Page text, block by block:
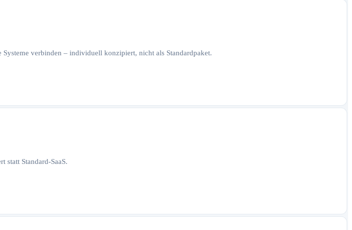
verbinden – individuell konzipiert, nicht als Standardpaket.
statt Standard-SaaS.